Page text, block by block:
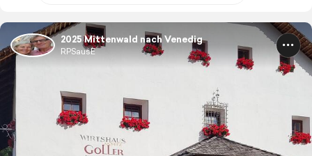
2025 Mittenwald nach Venedig
RPSausE